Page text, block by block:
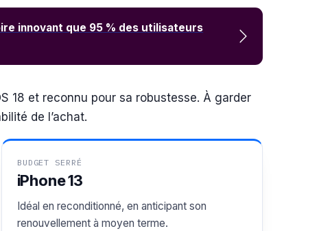
innovant que 95 % des utilisateurs
18 et reconnu pour sa robustesse. À garder
de l’achat.
BUDGET SERRÉ
iPhone 13
Idéal en reconditionné, en anticipant son
renouvellement à moyen terme.